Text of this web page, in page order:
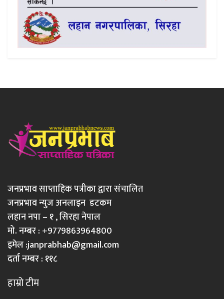
जनप्रभाव साप्ताहिक पत्रीका द्वारा संचालित
जनप्रभाव न्युज अनलाइन डटकम
लहान नपा – १ , सिरहा नेपाल
मो. नम्बर : +9779863964800
इमेल :janprabhab@gmail.com
दर्ता नम्बर : ११८
हाम्रो टीम